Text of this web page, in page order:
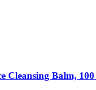
Cleansing Balm,